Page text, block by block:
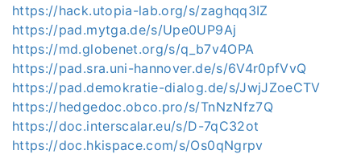
https://hack.utopia-lab.org/s/zaghqq3IZ
https://pad.mytga.de/s/Upe0UP9Aj
https://md.globenet.org/s/q_b7v4OPA
https://pad.sra.uni-hannover.de/s/6V4r0pfVvQ
https://pad.demokratie-dialog.de/s/JwjJZoeCTV
https://hedgedoc.obco.pro/s/TnNzNfz7Q
https://doc.interscalar.eu/s/D-7qC32ot
https://doc.hkispace.com/s/Os0qNgrpv